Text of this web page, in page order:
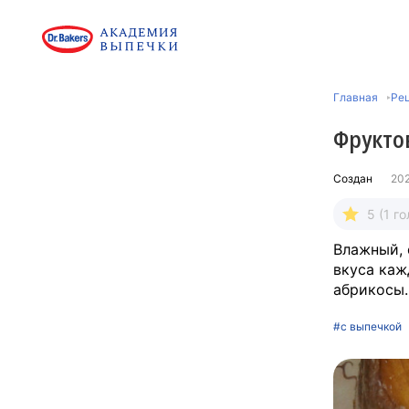
Главная
Создан
5 (1
Влажный,
вкуса
#с выпечкой